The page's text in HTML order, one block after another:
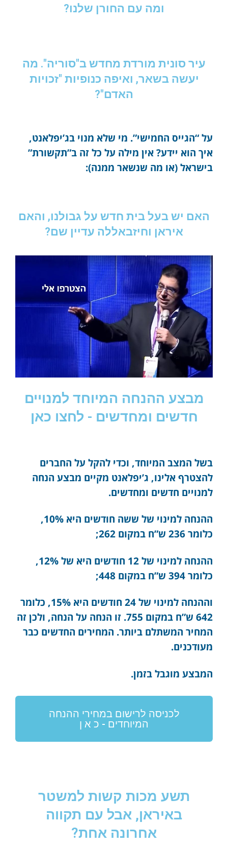
ומה עם החורן שלנו?
עיר סונית מורדת מחדש ב"סוריה". מה
יעשה בשאר, ואיפה כנופיות "זכויות
האדם"?
על “הגייס החמישי”. מי שלא מנוי בג’יפלאנט,
איך הוא יידע? אין מילה על כל זה ב”תקשורת”
בישראל (או מה שנשאר ממנה):
האם יש בעל בית חדש על גבולנו, והאם
איראן וחיזבאללה עדיין שם?
מבצע ההנחה המיוחד למנויים
חדשים ומחדשים - לחצו כאן
בשל המצב המיוחד, וכדי להקל על החברים
להצטרף אלינו, ג’יפלאנט מקיים מבצע הנחה
למנויים חדשים ומחדשים.
ההנחה למינוי של ששה חודשים היא 10%,
כלומר 236 ש”ח במקום 262;
ההנחה למינוי של 12 חודשים היא של 12%,
כלומר 394 ש”ח במקום 448;
וההנחה למינוי של 24 חודשים היא 15%, כלומר
642 ש”ח במקום 755. זו הנחה על הנחה, ולכן זה
המחיר המשתלם ביותר. המחירים החדשים כבר
מעודכנים.
המבצע מוגבל בזמן.
לכניסה לרישום במחירי ההנחה
המיוחדים - כ א ן
תשע מכות קשות למשטר
באיראן, אבל עם תקווה
אחרונה אחת?